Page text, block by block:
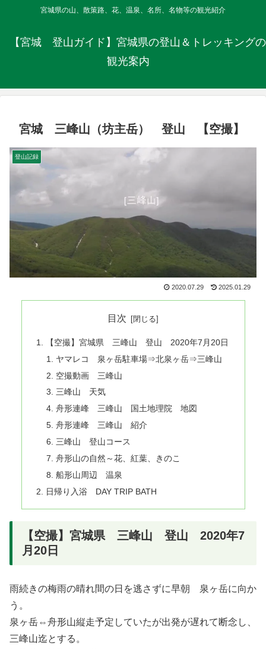
宮城県の山、散策路、花、温泉、名所、名物等の観光紹介
【宮城 登山ガイド】宮城県の登山＆トレッキングの
観光案内
宮城 三峰山（坊主岳） 登山 【空撮】
登山記録
2020.07.29 2025.01.29
目次
【空撮】宮城県 三峰山 登山 2020年7月20日
ヤマレコ 泉ヶ岳駐車場⇒北泉ヶ岳⇒三峰山
空撮動画 三峰山
三峰山 天気
舟形連峰 三峰山 国土地理院 地図
舟形連峰 三峰山 紹介
三峰山 登山コース
舟形山の自然～花、紅葉、きのこ
船形山周辺 温泉
日帰り入浴 DAY TRIP BATH
【空撮】宮城県 三峰山 登山 2020年7
月20日
雨続きの梅雨の晴れ間の日を逃さずに早朝 泉ヶ岳に向か
う。
泉ヶ岳⇔舟形山縦走予定していたが出発が遅れて断念し、
三峰山迄とする。